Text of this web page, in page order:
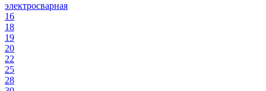
электросварная
16
18
19
20
22
25
28